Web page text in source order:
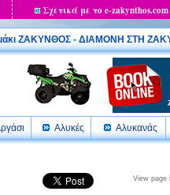
Σχετικά με το e-zakynthos.com
ΖΑΚΥΝΘΟΣ - ΔΙΑΜΟΝΗ ΣΤΗ
Αλυκές Αλυκανάς
View page